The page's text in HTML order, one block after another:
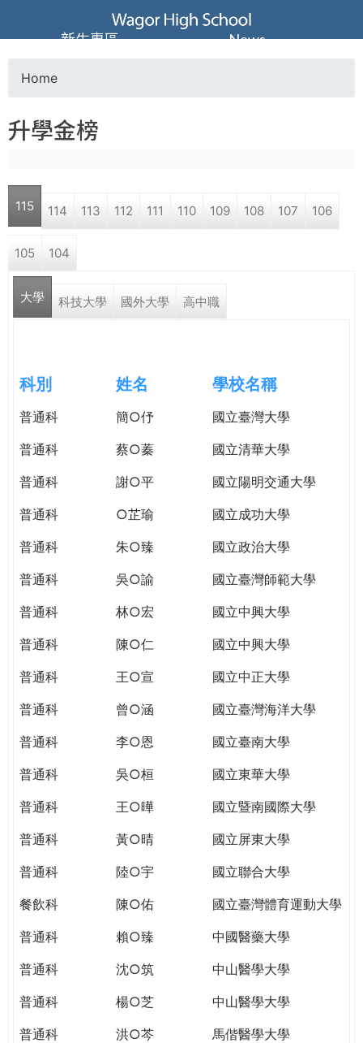
Jump to navigation
葳
格
高
中
學
格。
民。
TODAY
WORLD
TOMORROW
YOU
THE
PATH
GLOBAL
o
u
a
r
e
e
r
e
Home
升學金榜
115 114 113 112 111 110 109 108 107 106
105 104
大學 科技大學 國外大學 高中職
科別 姓名 學校名稱
普通科 簡○伃
國立臺灣大學
普通科
蔡○蓁
國立清華大學
普通科
謝○平
國立陽明交通大學
普通科
○芷瑜
國立成功大學
普通科
朱○臻
國立政治大學
普通科
吳○諭
國立臺灣師範大學
普通科
林○宏
國立中興大學
普通科
陳○仁
國立中興大學
普通科
王○宣
國立中正大學
普通科
曾○涵
國立臺灣海洋大學
普通科
李○恩
國立臺南大學
普通科
吳○桓
國立東華大學
普通科
王○曄
國立暨南國際大學
普通科
黃○晴
國立屏東大學
普通科
陸○宇
國立聯合大學
餐飲科
陳○佑
國立臺灣體育運動大學
普通科
賴○臻
中國醫藥大學
普通科
沈○筑
中山醫學大學
普通科
楊○芝
中山醫學大學
普通科
洪○芩
馬偕醫學大學
新生專區 News